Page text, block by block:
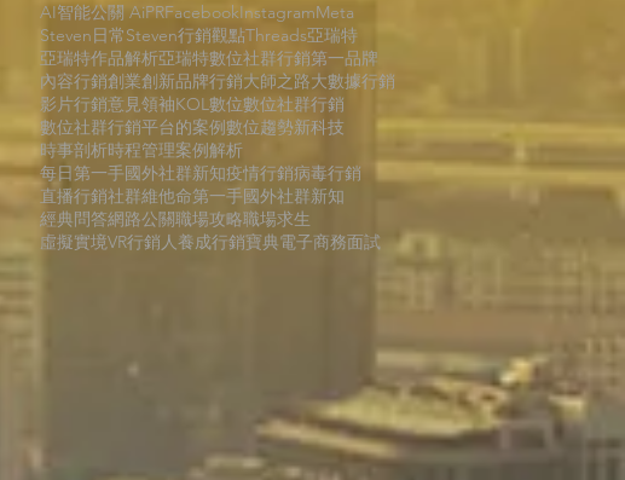
AI智能公關 AiPRFacebookInstagramMeta
Steven日常Steven行銷觀點Threads亞瑞特
亞瑞特作品解析亞瑞特數位社群行銷第一品牌
內容行銷創業創新品牌行銷大師之路大數據行銷
影片行銷意見領袖KOL數位數位社群行銷
數位社群行銷平台的案例數位趨勢新科技
時事剖析時程管理案例解析
每日第一手國外社群新知疫情行銷病毒行銷
直播行銷社群維他命第一手國外社群新知
經典問答網路公關職場攻略職場求生
虛擬實境VR行銷人養成行銷寶典電子商務面試